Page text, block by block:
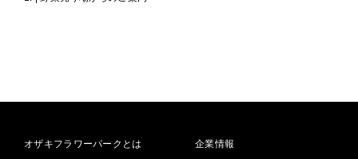
オザキフラワーパークとは 企業情報